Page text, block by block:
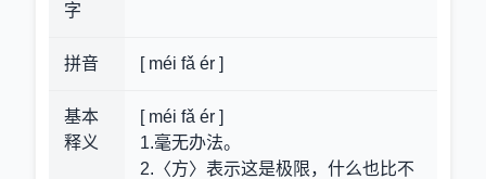
字
拼音 [ méi fǎ ér ]
基本
释义
[ méi fǎ ér ]
1.毫无办法。
2.〈方〉表示这是极限，什么也比不